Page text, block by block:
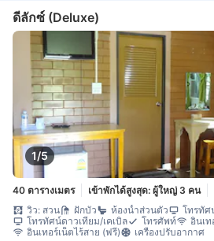
ดีลักซ์ (Deluxe)
1/5
40 ตารางเมตร เข้าพักได้สูงสุด: ผู้ใหญ่ 3 คน
วิว: สวน
ฝักบัว ห้องน้ำส่วนตัว โทรทัศ
โทรทัศน์ดาวเทียม/เคเบิล
โทรศัพท์
อินเท
อินเทอร์เน็ตไร้สาย (ฟรี)
เครื่องปรับอากาศ